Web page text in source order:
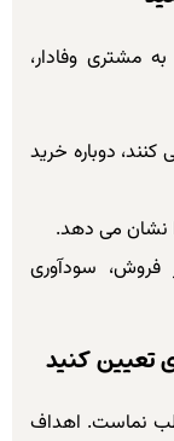
مشتری وفادار،
دوباره خرید
نشان می دهد.
سودآوری
نماست. اهداف